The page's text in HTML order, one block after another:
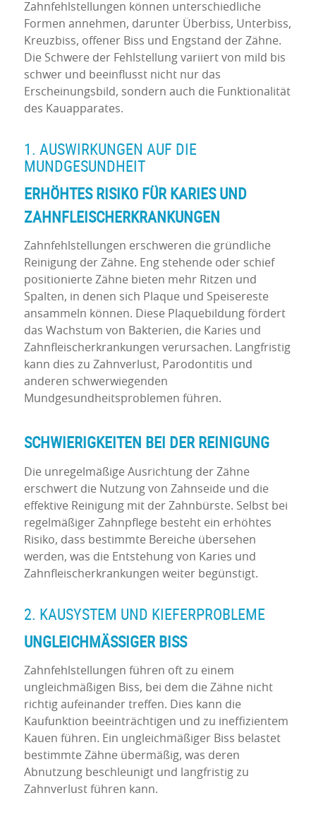
Zahnfehlstellungen können unterschiedliche
Formen annehmen, darunter Überbiss, Unterbiss,
Kreuzbiss, offener Biss und Engstand der Zähne.
Die Schwere der Fehlstellung variiert von mild bis
schwer und beeinflusst nicht nur das
Erscheinungsbild, sondern auch die Funktionalität
des Kauapparates.
1. AUSWIRKUNGEN AUF DIE
MUNDGESUNDHEIT
ERHÖHTES RISIKO FÜR KARIES UND
ZAHNFLEISCHERKRANKUNGEN
Zahnfehlstellungen erschweren die gründliche
Reinigung der Zähne. Eng stehende oder schief
positionierte Zähne bieten mehr Ritzen und
Spalten, in denen sich Plaque und Speisereste
ansammeln können. Diese Plaquebildung fördert
das Wachstum von Bakterien, die Karies und
Zahnfleischerkrankungen verursachen. Langfristig
kann dies zu Zahnverlust, Parodontitis und
anderen schwerwiegenden
Mundgesundheitsproblemen führen.
SCHWIERIGKEITEN BEI DER REINIGUNG
Die unregelmäßige Ausrichtung der Zähne
erschwert die Nutzung von Zahnseide und die
effektive Reinigung mit der Zahnbürste. Selbst bei
regelmäßiger Zahnpflege besteht ein erhöhtes
Risiko, dass bestimmte Bereiche übersehen
werden, was die Entstehung von Karies und
Zahnfleischerkrankungen weiter begünstigt.
2. KAUSYSTEM UND KIEFERPROBLEME
UNGLEICHMÄSSIGER BISS
Zahnfehlstellungen führen oft zu einem
ungleichmäßigen Biss, bei dem die Zähne nicht
richtig aufeinander treffen. Dies kann die
Kaufunktion beeinträchtigen und zu ineffizientem
Kauen führen. Ein ungleichmäßiger Biss belastet
bestimmte Zähne übermäßig, was deren
Abnutzung beschleunigt und langfristig zu
Zahnverlust führen kann.